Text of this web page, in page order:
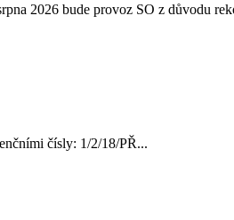
2026 bude provoz SO z důvodu
čísly: 1/2/18/PŘ...